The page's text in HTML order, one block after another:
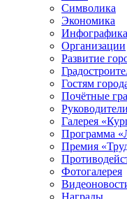
Символика
Экономика
Инфографика
Организации
Развитие
Гостям
Почётные
Галерея
Программа
Премия
Фотогалерея
Награды